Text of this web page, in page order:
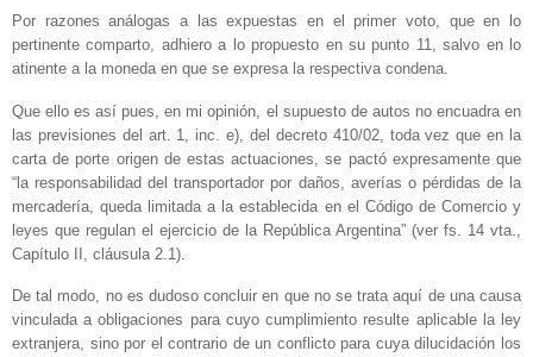
Por razones análogas a las expuestas en el primer voto, que en lo
pertinente comparto, adhiero a lo propuesto en su punto 11, salvo en lo
atinente a la moneda en que se expresa la respectiva condena.
Que ello es así pues, en mi opinión, el supuesto de autos no encuadra en
las previsiones del art. 1, inc. e), del decreto 410/02, toda vez que en la
carta de porte origen de estas actuaciones, se pactó expresamente que
“la responsabilidad del transportador por daños, averías o pérdidas de la
mercadería, queda limitada a la establecida en el Código de Comercio y
leyes que regulan el ejercicio de la República Argentina” (ver fs. 14 vta.,
Capítulo II, cláusula 2.1).
De tal modo, no es dudoso concluir en que no se trata aquí de una causa
vinculada a obligaciones para cuyo cumplimiento resulte aplicable la ley
extranjera, sino por el contrario de un conflicto para cuya dilucidación los